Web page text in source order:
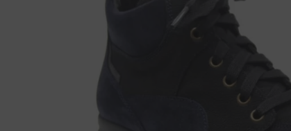
Pantoffels
Verbandschoenen (externe website)
Meindl